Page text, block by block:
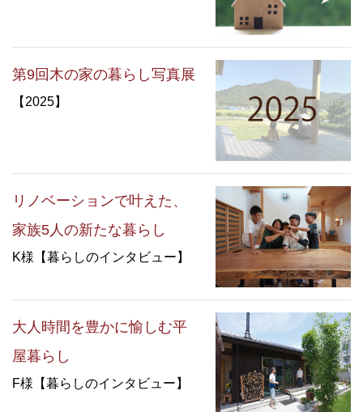
第9回木の家の暮らし写真展
【2025】
リノベーションで叶えた、
家族5人の新たな暮らし
K様【暮らしのインタビュー】
大人時間を豊かに愉しむ平
屋暮らし
F様【暮らしのインタビュー】